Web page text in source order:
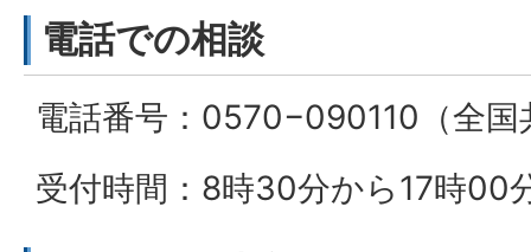
電話での相談
電話番号：0570−090110（全国
受付時間：8時30分から17時00